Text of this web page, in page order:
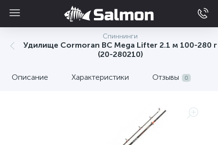
Спиннинги
Удилище Cormoran BC Mega Lifter 2.1 м 100-280 г
(20-280210)
Описание Характеристики Отзывы 0